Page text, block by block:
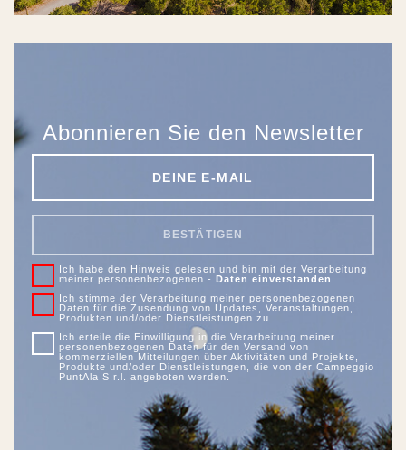
Abonnieren Sie den Newsletter
BESTÄTIGEN
Ich habe den Hinweis gelesen und bin mit der Verarbeitung
meiner personenbezogenen - Daten einverstanden
Ich stimme der Verarbeitung meiner personenbezogenen
Daten für die Zusendung von Updates, Veranstaltungen,
Produkten und/oder Dienstleistungen zu.
Ich erteile die Einwilligung in die Verarbeitung meiner
personenbezogenen Daten für den Versand von
kommerziellen Mitteilungen über Aktivitäten und Projekte,
Produkte und/oder Dienstleistungen, die von der Campeggio
PuntAla S.r.l. angeboten werden.